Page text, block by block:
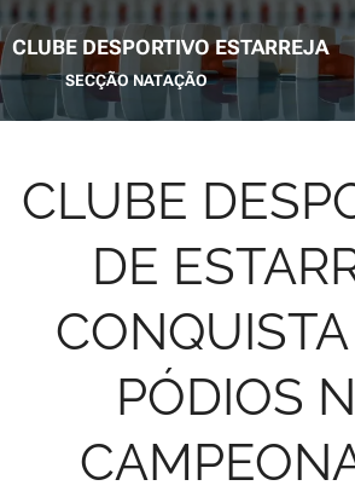
CLUBE DESPORTIVO ESTARREJA
SECÇÃO NATAÇÃO
CLUBE
DE
PÓDIOS